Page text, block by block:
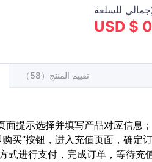
للسلعة
USD $
تقييم المنتج（58）
面提示选择并填写产品对应信息；
买”按钮，进入充值页面，确定
式进行支付，完成订单，等待充